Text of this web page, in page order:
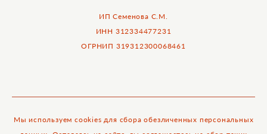
ИП Семенова С.М.
ИНН 312334477231
ОГРНИП 319312300068461
Мы используем cookies для сбора обезличенных персональных